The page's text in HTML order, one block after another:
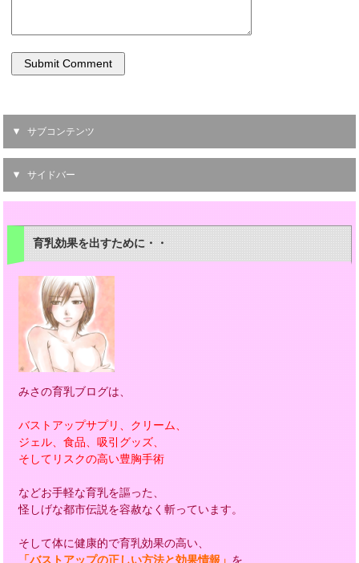
サブコンテンツ
サイドバー
育乳効果を出すために・・
みさの育乳ブログは、
バストアップサプリ、クリーム、
ジェル、食品、吸引グッズ、
そしてリスクの高い豊胸手術
などお手軽な育乳を謳った、
怪しげな都市伝説を容赦なく斬っています。
そして体に健康的で育乳効果の高い、
「バストアップの正しい方法と効果情報」 を、